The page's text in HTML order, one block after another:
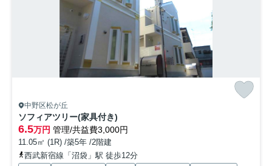
中野区松が丘
ソフィアツリー(家具付き)
6.5万円 管理/共益費3,000円
11.05㎡ (1R) /築5年 /2階建
西武新宿線「沼袋」駅 徒歩12分